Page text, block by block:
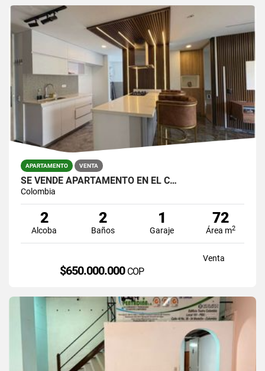
APARTAMENTO VENTA
SE VENDE APARTAMENTO EN EL C…
Colombia
2
Alcoba
2
Baños
1
Garaje
72
Área m2
Venta
$650.000.000 COP